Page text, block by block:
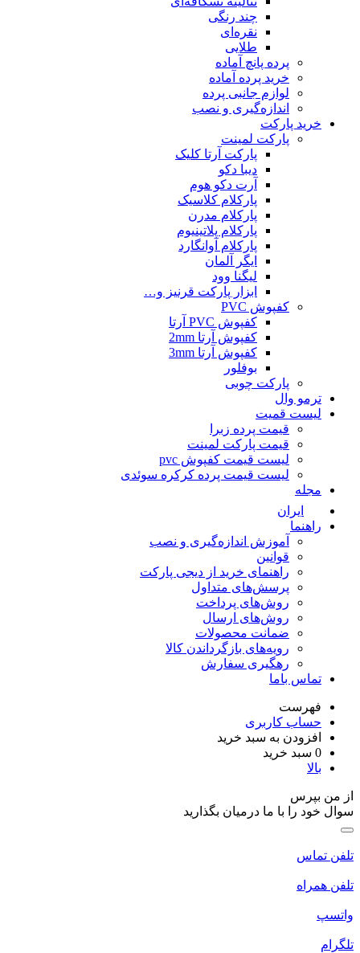
چند رنگی
نقره‌ای
طلایی
پرده پانچ آماده
خرید پرده آماده
لوازم جانبی پرده
اندازه‌گیری و نصب
خرید پارکت
پارکت لمینت
پارکت آرتا کلیک
دیبا دکو
آرت دکو هوم
پارکلام کلاسیک
پارکلام مدرن
پارکلام پلاتینیوم
پارکلام آوانگارد
ایگر آلمان
لیگنا وود
ابزار پارکت قرنیز و…
کفپوش PVC
کفپوش PVC آرتا
کفپوش آرتا 2mm
کفپوش آرتا 3mm
بوفلور
پارکت چوبی
ترمو وال
لیست قمیت
قیمت پرده زبرا
قیمت پارکت لمینت
لیست قیمت کفپوش pvc
لیست قیمت پرده کرکره سوئدی
مجله
ایران
راهنما
آموزش اندازه‌گیری و نصب
قوانین
راهنمای خرید از دیجی پارکت
پرسش‌های متداول
روش‌های پرداخت
روش‌های ارسال
ضمانت محصولات
رویه‌های بازگرداندن کالا
رهگیری سفارش
تماس باما
فهرست
حساب کاربری
افزودن به سبد خرید
0 سبد خرید
بالا
از من بپرس
سوال خود را با ما درمیان بگذارید
تلفن تماس
تلفن همراه
واتسپ
تلگرام